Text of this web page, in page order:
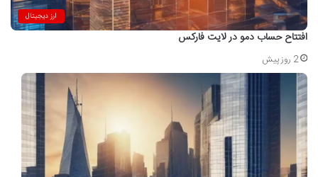
ارز دیجیتال
افتتاح حساب دمو در لایت فارکس
2 روز پیش